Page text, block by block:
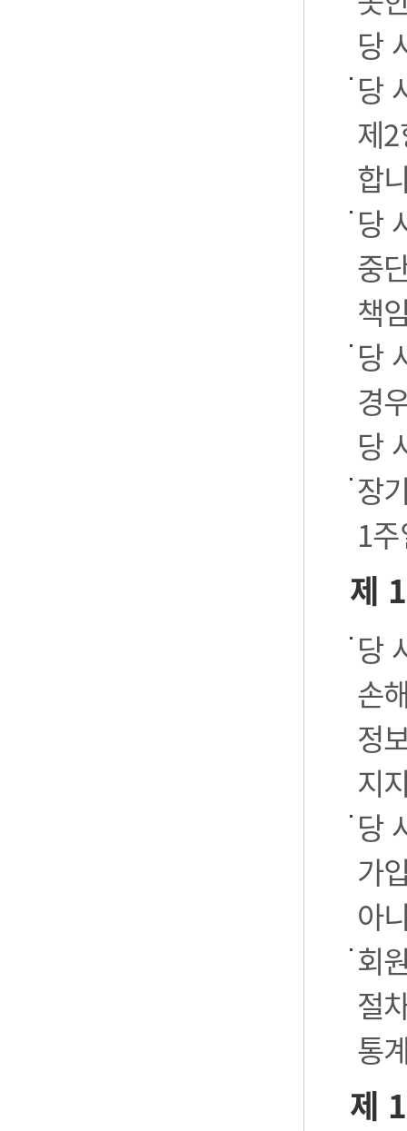
당
당
제
합
당
중
책
당
경
당
장
1
제
당
손
정
지
당
가
아
회
절
통
제